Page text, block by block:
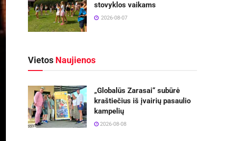
stovyklos vaikams
2026-08-07
Vietos Naujienos
„Globalūs Zarasai“ subūrė
kraštiečius iš įvairių pasaulio
kampelių
2026-08-08